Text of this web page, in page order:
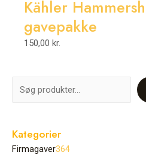
Kategorier
Firmagaver364
Kähler
gavepakke
150,00 kr.